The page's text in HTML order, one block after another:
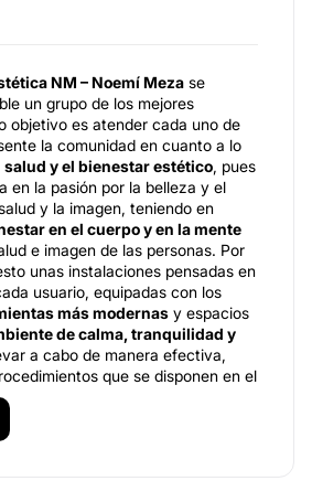
NM – Noemí Meza se
un grupo de los mejores
objetivo es atender cada uno de
la comunidad en cuanto a lo
salud y el bienestar estético, pues
en la pasión por la belleza y el
y la imagen, teniendo en
en el cuerpo y en la mente
e imagen de las personas. Por
unas instalaciones pensadas en
usuario, equipadas con los
más modernas y espacios
de calma, tranquilidad y
a cabo de manera efectiva,
que se disponen en el